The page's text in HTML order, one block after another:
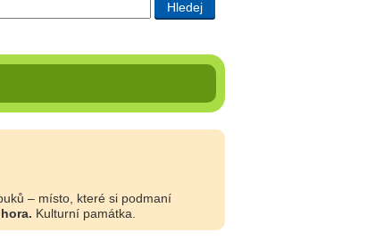
– místo, které si podmaní
Kulturní památka.